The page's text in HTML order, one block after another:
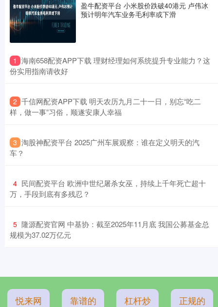
盈牛配资平台 小米股价跌破40港元 卢伟冰
预计明年汽车业务毛利率或下滑
1 ​海南658配资APP下载 理财经理如何系统提升专业能力？这
份实用指南请收好
2 ​千信网配资APP下载 明天农历九月二十一日，别忘“吃二
样，做一事”习俗，顺遂安康人幸福
3 ​淘股神配资平台 2025广州车展观察：谁在定义明天的汽
车？
4 ​民间配资平台 欧洲中世纪屠杀女巫，持续上千年死亡超十
万，手段到底有多残忍？
5 ​隆源配资官网 中基协：截至2025年11月底 我国公募基金总
规模为37.02万亿元
悦来网 靠谱的 杠杆炒 正规的